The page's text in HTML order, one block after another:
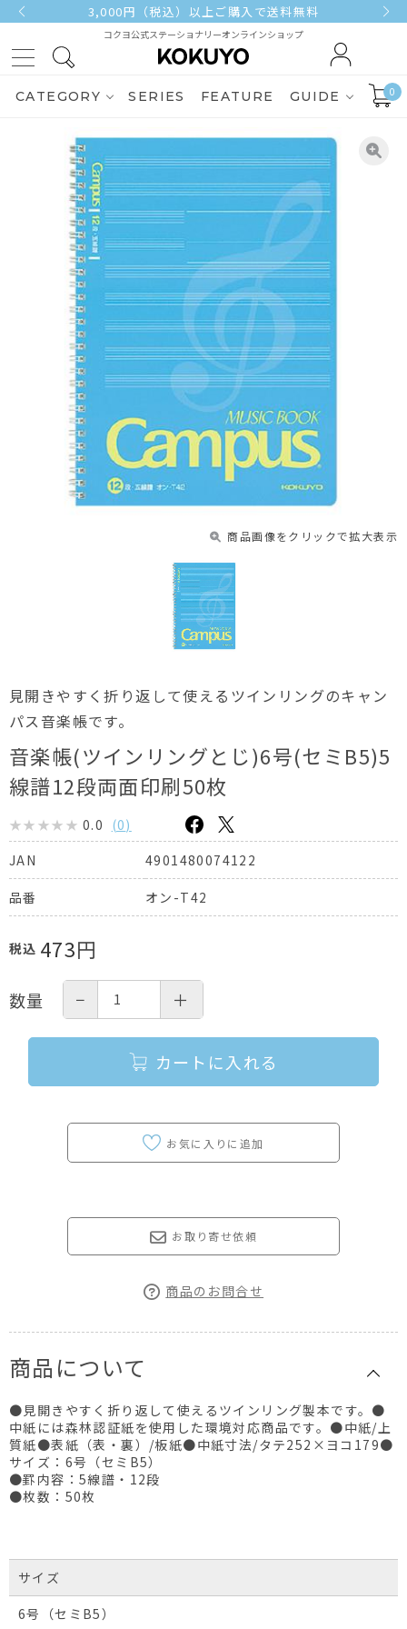
3,000円（税込）以上ご購入で送料無料
コクヨ公式ステーショナリーオンラインショップ
CATEGORY SERIES FEATURE GUIDE 0
商品画像をクリックで拡大表示
見開きやすく折り返して使えるツインリングのキャン
パス音楽帳です。
音楽帳(ツインリングとじ)6号(セミB5)5
線譜12段両面印刷50枚
0.0 (0)
JAN
4901480074122
品番 オン-T42
税込 473円
数量 − ＋
カートに入れる
お取り寄せ依頼
商品のお問合せ
商品について
●見開きやすく折り返して使えるツインリング製本です。●
中紙には森林認証紙を使用した環境対応商品です。●中紙/上
質紙●表紙（表・裏）/板紙●中紙寸法/タテ252×ヨコ179●
サイズ：6号（セミB5）
●罫内容：5線譜・12段
●枚数：50枚
サイズ
6号（セミB5）